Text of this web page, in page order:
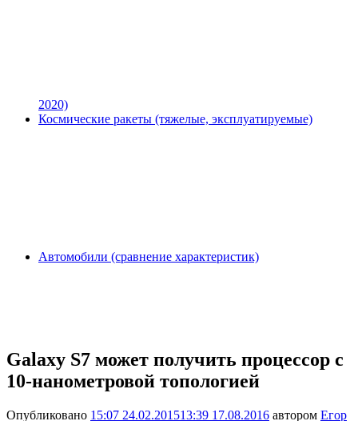
2020)
Космические ракеты (тяжелые, эксплуатируемые)
Автомобили (сравнение характеристик)
Galaxy S7 может получить процессор с
10-нанометровой топологией
Опубликовано 15:07 24.02.201513:39 17.08.2016 автором Егор